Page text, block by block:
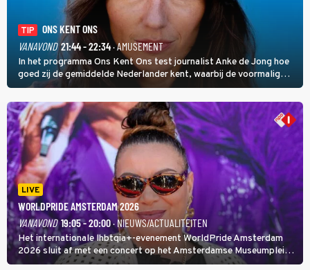
TIP
ONS KENT ONS
VANAVOND 21:44 - 22:34· AMUSEMENT
In het programma Ons Kent Ons test journalist Anke de Jong hoe
goed zij de gemiddelde Nederlander kent, waarbij de voormalig
hoofdredacteur van modebladen Glamour en Elle het samen met
rapper Keizer opneemt tegen Edson da Graça en Marc-Marie
Huijbregts.
LIVE
WORLDPRIDE AMSTERDAM 2026
VANAVOND 19:05 - 20:00· NIEUWS/ACTUALITEITEN
Het internationale lhbtqia+-evenement WorldPride Amsterdam
2026 sluit af met een concert op het Amsterdamse Museumplein.
Anita Doth is een van de optredende artiesten. In de jaren 90